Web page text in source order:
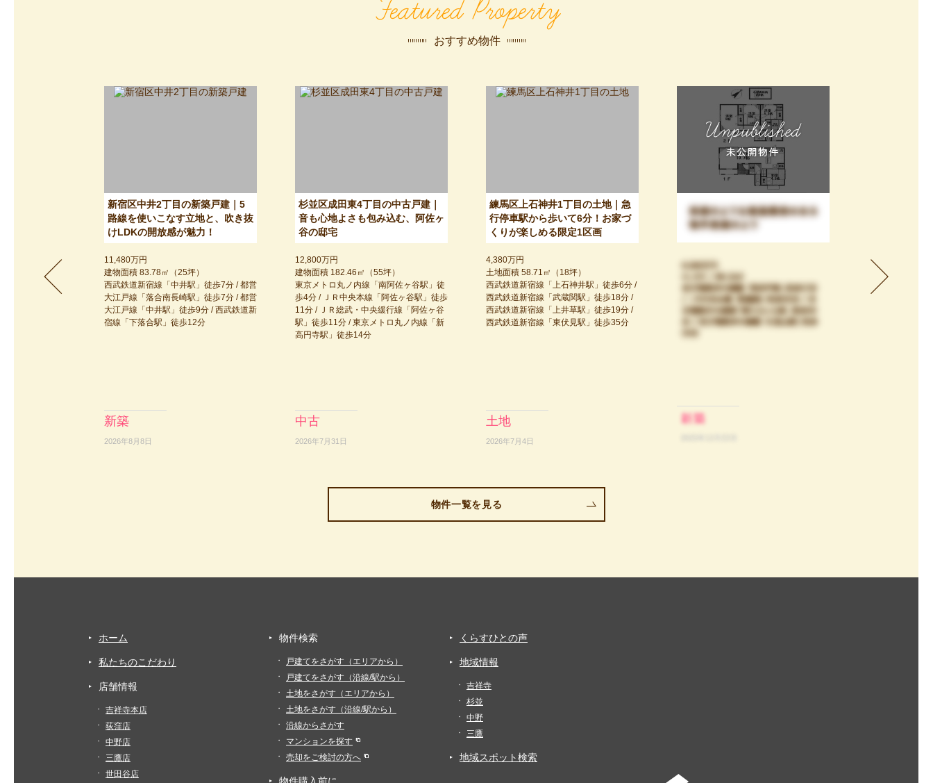
Featured Property
おすすめ物件
新宿区中井2丁目の新築戸建｜5
路線を使いこなす立地と、吹き抜
けLDKの開放感が魅力！
11,480万円
建物面積 83.78㎡（25坪）
西武鉄道新宿線「中井駅」徒歩7分 / 都営
大江戸線「落合南長崎駅」徒歩7分 / 都営
大江戸線「中井駅」徒歩9分 / 西武鉄道新
宿線「下落合駅」徒歩12分
新築
2026年8月8日
杉並区成田東4丁目の中古戸建｜
音も心地よさも包み込む、阿佐ヶ
谷の邸宅
12,800万円
建物面積 182.46㎡（55坪）
東京メトロ丸ノ内線「南阿佐ヶ谷駅」徒
歩4分 / ＪＲ中央本線「阿佐ヶ谷駅」徒歩
11分 / ＪＲ総武・中央緩行線「阿佐ヶ谷
駅」徒歩11分 / 東京メトロ丸ノ内線「新
高円寺駅」徒歩14分
中古
2026年7月31日
練馬区上石神井1丁目の土地｜急
行停車駅から歩いて6分！お家づ
くりが楽しめる限定1区画
4,380万円
土地面積 58.71㎡（18坪）
西武鉄道新宿線「上石神井駅」徒歩6分 /
西武鉄道新宿線「武蔵関駅」徒歩18分 /
西武鉄道新宿線「上井草駅」徒歩19分 /
西武鉄道新宿線「東伏見駅」徒歩35分
土地
2026年7月4日
21,980万円
建物面積
ＪＲ中央本線「
物件一覧を見る
ホーム
私たちのこだわり
店舗情報
吉祥寺本店
荻窪店
中野店
三鷹店
世田谷店
物件検索
戸建てをさがす（エリアから）
戸建てをさがす（沿線/駅から）
土地をさがす（エリアから）
土地をさがす（沿線/駅から）
沿線からさがす
マンションを探す
売却をご検討の方へ
くらすひとの声
地域情報
吉祥寺
杉並
中野
三鷹
地域スポット検索